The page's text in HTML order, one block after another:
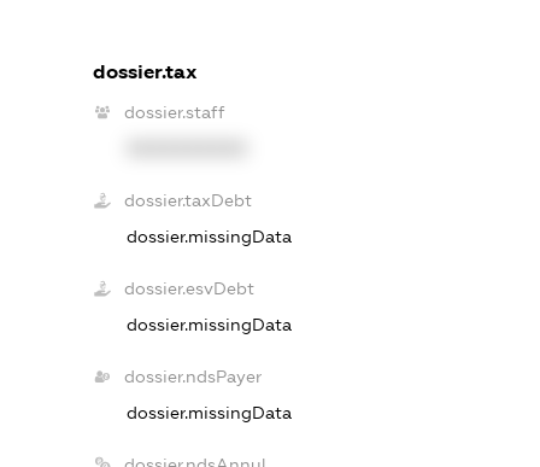
dossier.tax
dossier.staff
dossier.taxDebt
dossier.missingData
dossier.esvDebt
dossier.missingData
dossier.ndsPayer
dossier.missingData